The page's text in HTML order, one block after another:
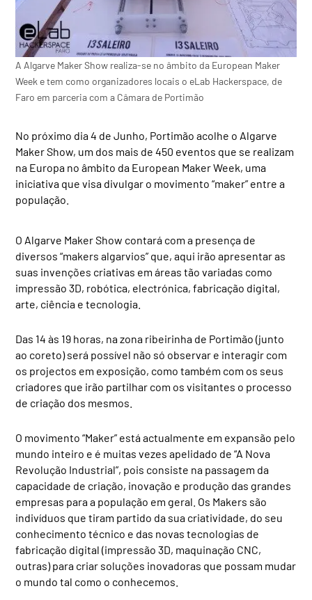
A Algarve Maker Show realiza-se no âmbito da European Maker
Week e tem como organizadores locais o eLab Hackerspace, de
Faro em parceria com a Câmara de Portimão
No próximo dia 4 de Junho, Portimão acolhe o Algarve
Maker Show, um dos mais de 450 eventos que se realizam
na Europa no âmbito da European Maker Week, uma
iniciativa que visa divulgar o movimento “maker” entre a
população.
O Algarve Maker Show contará com a presença de
diversos “makers algarvios” que, aqui irão apresentar as
suas invenções criativas em áreas tão variadas como
impressão 3D, robótica, electrónica, fabricação digital,
arte, ciência e tecnologia.
Das 14 às 19 horas, na zona ribeirinha de Portimão (junto
ao coreto) será possível não só observar e interagir com
os projectos em exposição, como também com os seus
criadores que irão partilhar com os visitantes o processo
de criação dos mesmos.
O movimento “Maker” está actualmente em expansão pelo
mundo inteiro e é muitas vezes apelidado de “A Nova
Revolução Industrial”, pois consiste na passagem da
capacidade de criação, inovação e produção das grandes
empresas para a população em geral. Os Makers são
indivíduos que tiram partido da sua criatividade, do seu
conhecimento técnico e das novas tecnologias de
fabricação digital (impressão 3D, maquinação CNC,
outras) para criar soluções inovadoras que possam mudar
o mundo tal como o conhecemos.